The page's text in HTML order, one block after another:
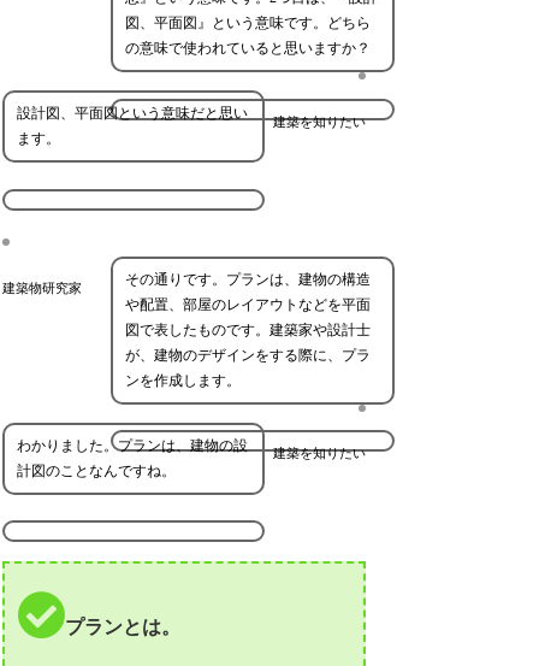
図、平面図』という意味です。どちら
の意味で使われていると思いますか？
建築を知りたい
設計図、平面図という意味だと思い
ます。
建築物研究家
その通りです。プランは、建物の構造
や配置、部屋のレイアウトなどを平面
図で表したものです。建築家や設計士
が、建物のデザインをする際に、プラ
ンを作成します。
建築を知りたい
わかりました。プランは、建物の設
計図のことなんですね。
プランとは。